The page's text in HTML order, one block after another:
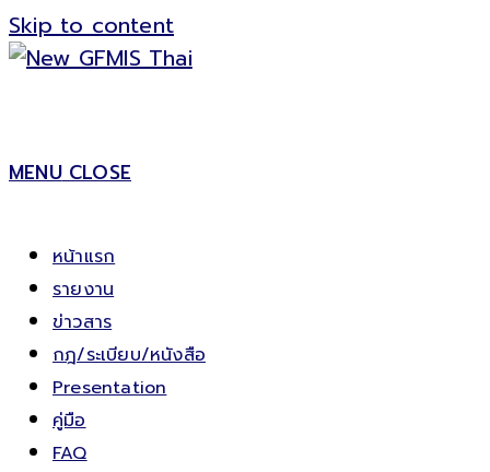
Skip to content
MENU CLOSE
หน้าแรก
รายงาน
ข่าวสาร
กฎ/ระเบียบ/หนังสือ
Presentation
คู่มือ
FAQ